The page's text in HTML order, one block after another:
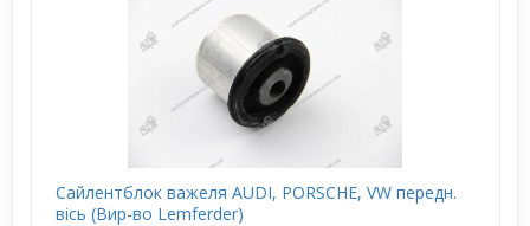
Сайлентблок важеля AUDI, PORSCHE, VW передн.
вісь (Вир-во Lemferder)